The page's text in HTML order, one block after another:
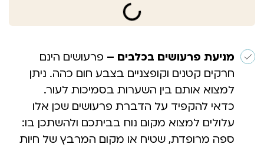
מניעת פרעושים בכלבים – פרעושים הינם
חרקים קטנים וקופצניים בצבע חום כהה. ניתן
למצוא אותם בין השערות בסמיכות לעור.
כדאי להקפיד על הדברת פרעושים שכן אלו
עלולים למצוא מקום נוח בביתכם ולהשתכן בו:
ספה מרופדת, שטיח או מקום המרבץ של חיות